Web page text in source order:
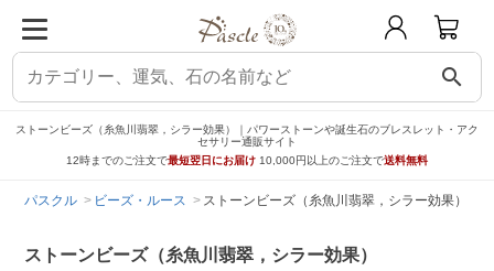
search
ストーンビーズ（糸魚川翡翠，シラー効果）｜パワーストーンや誕生石のブレスレット・アク
セサリー通販サイト
12時までのご注文で最短翌日にお届け 10,000円以上のご注文で送料無料
パスクル ビーズ・ルース ストーンビーズ（糸魚川翡翠，シラー効果）
ストーンビーズ（糸魚川翡翠，シラー効果）